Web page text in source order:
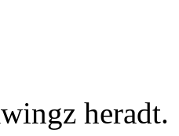
heradt.